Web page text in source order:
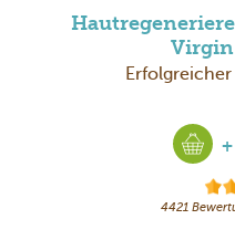
4421